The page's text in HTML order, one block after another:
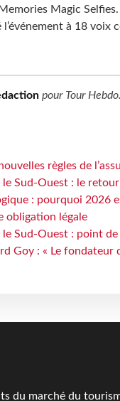
Magic
l’événement à 18
pour Tour Hebdo.
règles de
le Sud-Ouest : le
: pourquoi 2026
obligation légale
le Sud-Ouest : point
Goy : « Le fondateur
du marché du